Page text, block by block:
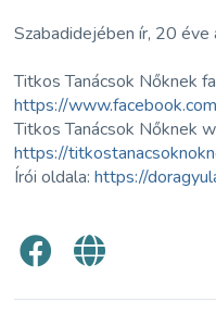
Szabadidejében ír, 20 éve
Titkos Tanácsok Nőknek
https://
Titkos Tanácsok Nőknek
https://
Írói oldala:https://